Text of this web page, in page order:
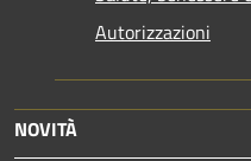
Autorizzazioni
NOVITÀ